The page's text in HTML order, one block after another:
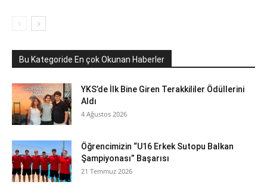
Bu Kategoride En çok Okunan Haberler
YKS’de İlk Bine Giren Terakkililer Ödüllerini
Aldı
4 Ağustos 2026
Öğrencimizin “U16 Erkek Sutopu Balkan
Şampiyonası” Başarısı
21 Temmuz 2026